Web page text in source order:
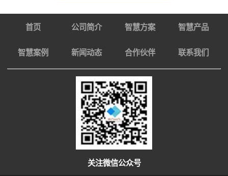
首页 公司简介 智慧方案 智慧产品
智慧案例 新闻动态 合作伙伴 联系我们
关注微信公众号